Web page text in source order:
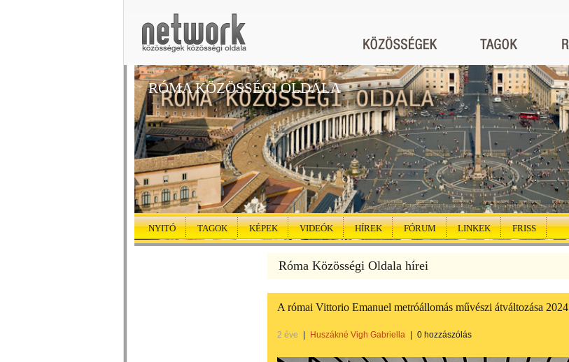
RÓMA KÖZÖSSÉGI OLDALA
NYITÓ TAGOK KÉPEK VIDEÓK HÍREK FÓRUM LINKEK FRISS
Róma Közösségi Oldala hírei
A római Vittorio Emanuel metróállomás művészi átváltozása 2024
2 éve Huszákné Vigh Gabriella 0 hozzászólás